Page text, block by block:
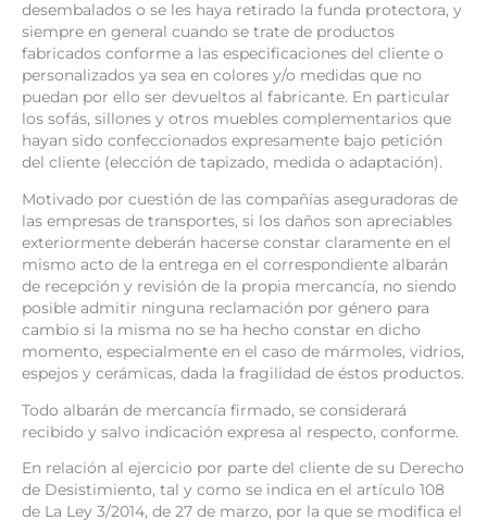
desembalados o se les haya retirado la funda protectora, y
siempre en general cuando se trate de productos
fabricados conforme a las especificaciones del cliente o
personalizados ya sea en colores y/o medidas que no
puedan por ello ser devueltos al fabricante. En particular
los sofás, sillones y otros muebles complementarios que
hayan sido confeccionados expresamente bajo petición
del cliente (elección de tapizado, medida o adaptación).
Motivado por cuestión de las compañías aseguradoras de
las empresas de transportes, si los daños son apreciables
exteriormente deberán hacerse constar claramente en el
mismo acto de la entrega en el correspondiente albarán
de recepción y revisión de la propia mercancía, no siendo
posible admitir ninguna reclamación por género para
cambio si la misma no se ha hecho constar en dicho
momento, especialmente en el caso de mármoles, vidrios,
espejos y cerámicas, dada la fragilidad de éstos productos.
Todo albarán de mercancía firmado, se considerará
recibido y salvo indicación expresa al respecto, conforme.
En relación al ejercicio por parte del cliente de su Derecho
de Desistimiento, tal y como se indica en el artículo 108
de La Ley 3/2014, de 27 de marzo, por la que se modifica el